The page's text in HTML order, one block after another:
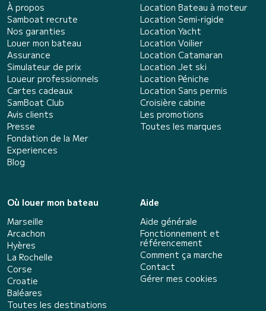
À propos
Samboat recrute
Nos garanties
Louer mon bateau
Assurance
Simulateur de prix
Loueur professionnels
Cartes cadeaux
SamBoat Club
Avis clients
Presse
Fondation de la Mer
Experiences
Blog
Location Bateau à moteur
Location Semi-rigide
Location Yacht
Location Voilier
Location Catamaran
Location Jet ski
Location Péniche
Location Sans permis
Croisière cabine
Les promotions
Toutes les marques
Où louer mon bateau
Marseille
Arcachon
Hyères
La Rochelle
Corse
Croatie
Baléares
Toutes les destinations
Aide
Aide générale
Fonctionnement et
référencement
Comment ça marche
Contact
Gérer mes cookies